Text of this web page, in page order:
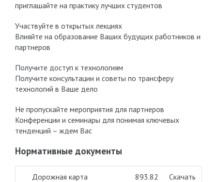
приглашайте на практику лучших студентов
Участвуйте в открытых лекциях
Влияйте на образование Ваших будущих работников и
партнеров
Получите доступ к технологиям
Получите консультации и советы по трансферу
технологий в Ваше дело
Не пропускайте мероприятия для партнеров
Конференции и семинары для понимая ключевых
тенденций – ждем Вас
Нормативные документы
Дорожная карта
893.82
Скачать